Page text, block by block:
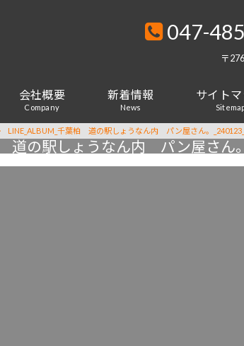
047-
〒
会社概要
Company
新着情報
News
サイト
LINE_ALBUM_千葉柏 道の駅しょうなん内 パン屋さん。
道の駅しょうなん内 パン屋さん